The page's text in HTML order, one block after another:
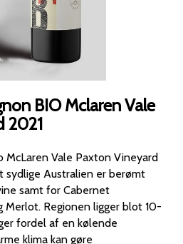
BIO Mclaren Vale
2021
McLaren Vale Paxton Vineyard
samt for Cabernet
blot 10-
fordel af en kølende
klima kan gøre